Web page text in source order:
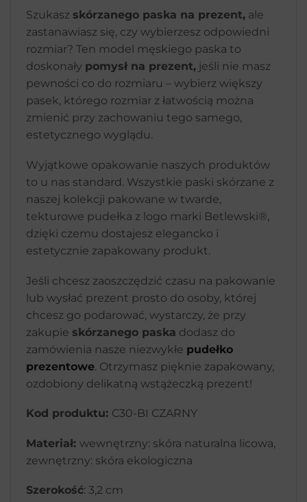
Szukasz skórzanego paska na prezent, ale
zastanawiasz się, czy wybierzesz odpowiedni
rozmiar? Ten model męskiego paska to
doskonały pomysł na prezent, jeśli nie masz
pewności co do rozmiaru – wybierz większy
pasek, którego rozmiar z łatwością można
zmienić przy zachowaniu tego samego,
estetycznego wyglądu.
Wyjątkowe opakowanie naszych produktów
to u nas standard. Wszystkie paski skórzane z
naszej kolekcji pakowane w twarde,
tekturowe pudełka z logo marki Betlewski®,
dzięki czemu dostajesz elegancko i
estetycznie zapakowany produkt.
Jeśli chcesz zaoszczędzić czasu na pakowanie
lub wysłać prezent prosto do osoby, której
chcesz go podarować, wystarczy, że przy
zakupie skórzanego paska dodasz do
zamówienia nasze niezwykłe pudełko
prezentowe. Otrzymasz pięknie zapakowany,
ozdobiony delikatną wstążeczką prezent!
Kod produktu: C30-BI CZARNY
Materiał:wewnętrzny: skóra naturalna licowa,
zewnętrzny: skóra ekologiczna
Szerokość: 3,2 cm